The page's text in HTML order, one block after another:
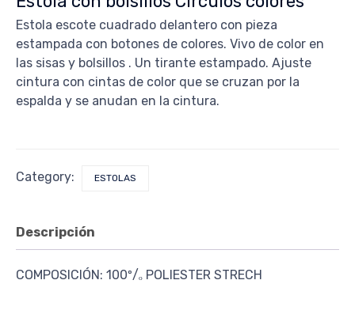
Estola escote cuadrado delantero con pieza
estampada con botones de colores. Vivo de color en
las sisas y bolsillos . Un tirante estampado. Ajuste
cintura con cintas de color que se cruzan por la
espalda y se anudan en la cintura.
Category: ESTOLAS
Descripción
COMPOSICIÓN: 100º/ₒ POLIESTER STRECH